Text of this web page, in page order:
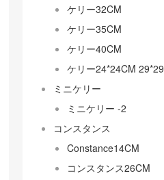
ケリー32CM
ケリー35CM
ケリー40CM
ケリー24*24CM 29*29
ミニケリー
ミニケリー -2
コンスタンス
Constance14CM
コンスタンス26CM